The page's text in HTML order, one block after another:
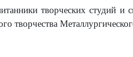
творческих студий
творчества